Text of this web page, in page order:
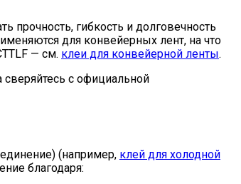
гибкость и долговечность
для конвейерных лент, на что
— см. клеи для конвейерной ленты.
с официальной
(например, клей для холодной
благодаря: